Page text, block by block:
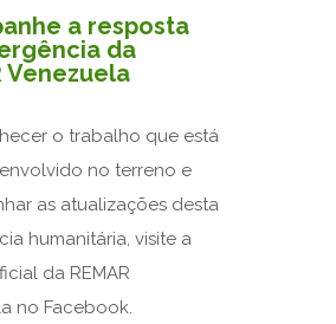
a resposta
da
Venezuela
o trabalho que está
no terreno e
as atualizações desta
humanitária, visite a
da REMAR
no Facebook.